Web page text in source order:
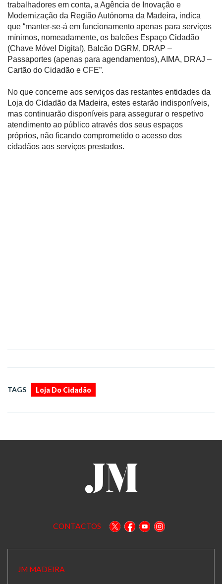
trabalhadores em conta, a Agência de Inovação e
Modernização da Região Autónoma da Madeira, indica
que “manter-se-á em funcionamento apenas para serviços
mínimos, nomeadamente, os balcões Espaço Cidadão
(Chave Móvel Digital), Balcão DGRM, DRAP –
Passaportes (apenas para agendamentos), AIMA, DRAJ –
Cartão do Cidadão e CFE”.
No que concerne aos serviços das restantes entidades da
Loja do Cidadão da Madeira, estes estarão indisponíveis,
mas continuarão disponíveis para assegurar o respetivo
atendimento ao público através dos seus espaços
próprios, não ficando comprometido o acesso dos
cidadãos aos serviços prestados.
TAGS Loja Do Cidadão
CONTACTOS
JM MADEIRA